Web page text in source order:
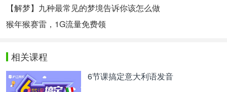
forza tutti qui con me
大家跟我一起来
我们三个三个地挽起手来
attenzione si fara’
【解梦】九种最常见的梦境告诉你该怎么做
猴年猴赛雷，1G流量免费领
相关课程
6节课搞定意大利语发音